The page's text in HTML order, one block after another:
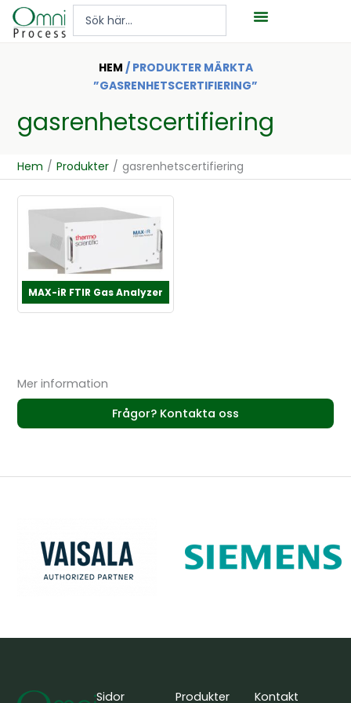
Hoppa
Search
HEM / PRODUKTER MÄRKTA
”GASRENHETSCERTIFIERING”
gasrenhetscertifiering
Hem / Produkter / gasrenhetscertifiering
MAX-iR FTIR Gas Analyzer
Mer information
Frågor? Kontakta oss
Sidor Produkter Kontakt